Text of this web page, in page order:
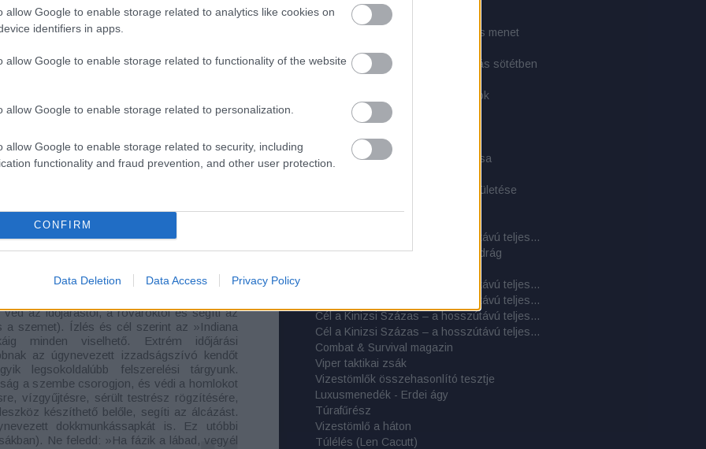
allow Google to enable storage related to analytics like cookies on
identifiers in apps.
allow Google to enable storage related to functionality of the website
allow Google to enable storage related to personalization.
allow Google to enable storage related to security, including
functionality and fraud prevention, and other user protection.
CONFIRM
Data Deletion Data Access Privacy Policy
kell dolgozni. Idő, türelem, szakértelem,
[...]
Napjaink morális válsággal küzdő
világ, ahol letisztultak az értékek. A
A közösen vállalt és legyőzött
a tűz mellett töltött éjszakák vassá
a túlélés filozófiájáról esett néhány szó és hogy
illetve a felszerelés egy részét mutatta be. Nem
kitért a szerző a használat részleteire és
álcakendőt mint az egyik legjobb fejfedőt
tárgyat, amit később mi magunk is
jutottunk el a holmik végéig, kitérve persze a
akkortájt még szűkösebb választékból ő például
az időjárástól, a rovaroktól és segíti az
a szemet). Ízlés és cél szerint az »Indiana
minden viselhető. Extrém időjárási
az úgynevezett izzadságszívó kendőt
legsokoldalúbb felszerelési tárgyunk.
a szembe csorogjon, és védi a homlokot
vízgyűjtésre, sérült testrész rögzítésére,
készíthető belőle, segíti az álcázást.
dokkmunkássapkát is. Ez utóbbi
Ne feledd: »Ha fázik a lábad, vegyél
Medveszély!
Éjszakai túra 3. - Tájékozódás és menet
Éjszakai túra 1. - Látás és mozgás sötétben
Háncskötél készítés tapasztalatok
Guarder taktikai zsák
Peter Darman: Túlélés kézikönyv
Az út - a túlélés szemszögéből
A túlélés alapjai - a túlélés piramisa
Egy Bundeswehr-hátizsák újjászületése
Cél a Kinizsi Százas – a hosszútávú teljesítménytúrázás titkai: 5. rész - További beszámolók
Propper Public Safety Tactical nadrág
Cél a Kinizsi Százas – a hosszútávú teljesítménytúrázás titkai: 4. rész - Túrabeszámolók
Cél a Kinizsi Százas – a hosszútávú teljesítménytúrázás titkai: 3. rész – A rajtvonaltól a beérkezésig: a hosszútávú túra gyakorlata
Cél a Kinizsi Százas – a hosszútávú teljesítménytúrázás titkai: 2. rész – A felszerelés
Cél a Kinizsi Százas – a hosszútávú teljesítménytúrázás titkai: 1. rész – A felkészülés
Combat & Survival magazin
Viper taktikai zsák
Vizestömlők összehasonlító tesztje
Luxusmenedék - Erdei ágy
Túrafűrész
Vizestömlő a háton
Túlélés (Len Cacutt)